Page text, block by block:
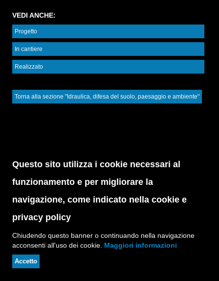
VEDI ANCHE:
Progetto
In cantiere
Realizzato
Torna alla sezione "Idraulica, difesa del suolo, paesaggio e ambiente"
Questo sito utilizza i cookie necessari al
funzionamento e per migliorare la
navigazione, come indicato nella cookie e
privacy policy
Chiudendo questo banner o continuando nella navigazione
acconsenti all'uso dei cookie. Maggiori informazioni
Accetto